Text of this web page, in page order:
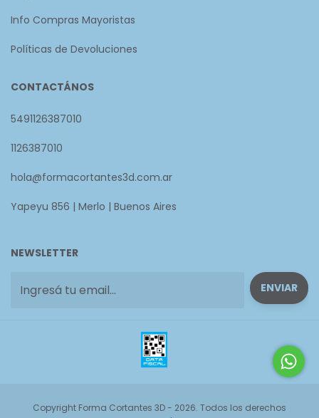
Info Compras Mayoristas
Políticas de Devoluciones
CONTACTÁNOS
5491126387010
1126387010
hola@formacortantes3d.com.ar
Yapeyu 856 | Merlo | Buenos Aires
NEWSLETTER
Copyright Forma Cortantes 3D - 2026. Todos los derechos